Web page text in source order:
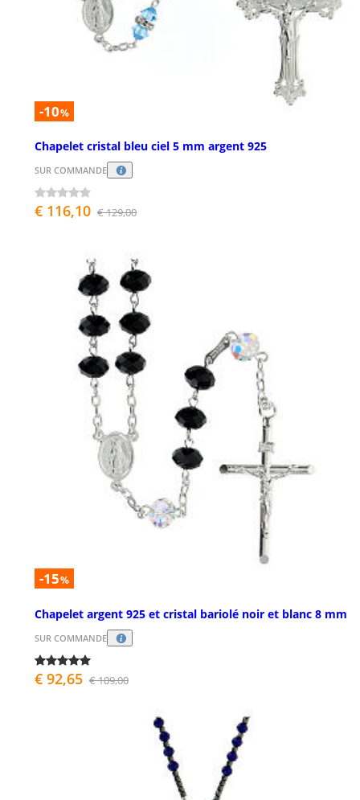
-10%
Chapelet cristal bleu ciel 5 mm argent 925
SUR COMMANDE
€ 116,10 € 129,00
-15%
Chapelet argent 925 et cristal bariolé noir et blanc 8 mm
SUR COMMANDE
€ 92,65 € 109,00